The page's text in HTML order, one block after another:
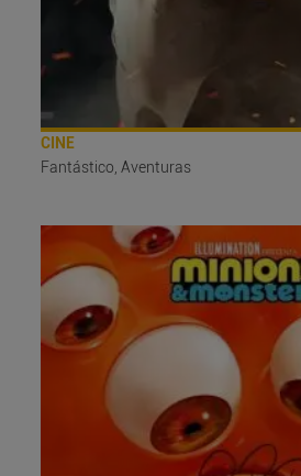
CINE
Fantástico, Aventuras